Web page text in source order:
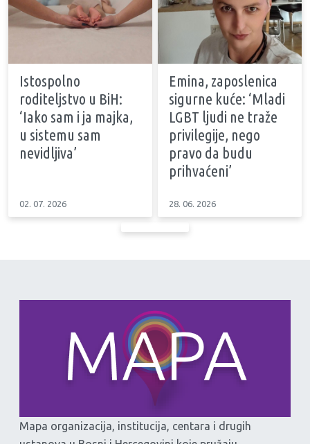
Istospolno
roditeljstvo u BiH:
‘Iako sam i ja majka,
u sistemu sam
nevidljiva’
02. 07. 2026
Emina, zaposlenica
sigurne kuće: ‘Mladi
LGBT ljudi ne traže
privilegije, nego
pravo da budu
prihvaćeni’
28. 06. 2026
Mapa organizacija, institucija, centara i drugih